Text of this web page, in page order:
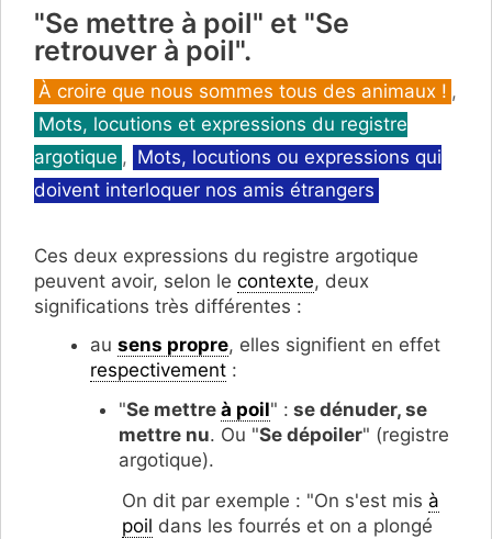
"Se mettre à poil" et "Se
retrouver à poil".
Catégories
À croire que nous sommes tous des animaux ! ,
Mots, locutions et expressions du registre
argotique , Mots, locutions ou expressions qui
doivent interloquer nos amis étrangers
Ces deux expressions du registre argotique
peuvent avoir, selon le contexte, deux
significations très différentes :
au sens propre, elles signifient en effet
respectivement :
"Se mettre à poil" : se dénuder, se
mettre nu. Ou "Se dépoiler" (registre
argotique).
On dit par exemple : "On s'est mis à
poil dans les fourrés et on a plongé